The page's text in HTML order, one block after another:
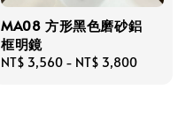
MA08 方形黑色磨砂鋁
框明鏡
Regular
NT$ 3,560 - NT$ 3,800